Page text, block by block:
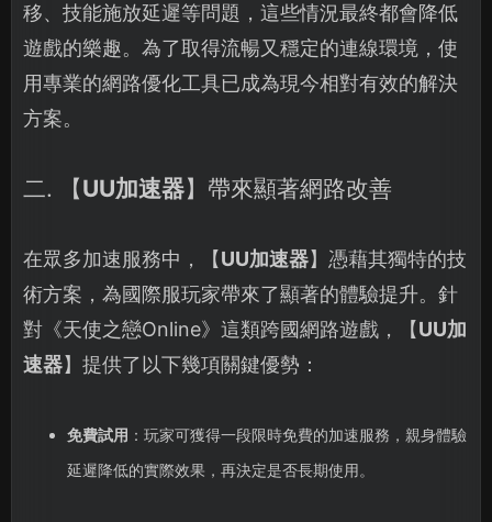
移、技能施放延遲等問題，這些情況最終都會降低
遊戲的樂趣。為了取得流暢又穩定的連線環境，使
用專業的網路優化工具已成為現今相對有效的解決
方案。
二. 【UU加速器】帶來顯著網路改善
在眾多加速服務中，【UU加速器】憑藉其獨特的技
術方案，為國際服玩家帶來了顯著的體驗提升。針
對《天使之戀Online》這類跨國網路遊戲，【UU加
速器】提供了以下幾項關鍵優勢：
免費試用 ：玩家可獲得一段限時免費的加速服務，親身體驗
延遲降低的實際效果，再決定是否長期使用。